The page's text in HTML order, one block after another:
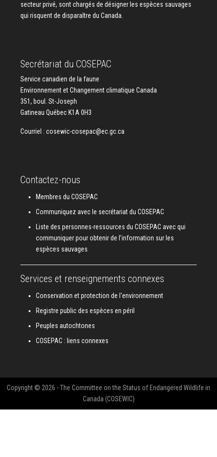
secteur privé, sont chargés de désigner les espèces sauvages
qui risquent de disparaître du Canada.
Secrétariat du COSEPAC
Service canadien de la faune
Environnement et Changement climatique Canada
351, boul. St-Joseph
Gatineau Québec K1A 0H3
Courriel : cosewic-cosepac@ec.gc.ca
Contactez-nous
Membres du COSEPAC
Communiquez avec le secrétariat du COSEPAC
Liste des personnes-ressources du COSEPAC avec qui
communiquer pour obtenir de l’information sur les
espèces sauvages
Services et renseignements connexes
Conservation et protection de l'environnement
Registre public des espèces en péril
Peuples autochtones
COSEPAC : liens connexes
Copyright © 2026 - The Committee on the Status of Endangered Wildlife in
Canada (COSEWIC)